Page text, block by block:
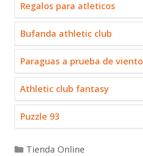
Regalos para atleticos
Bufanda athletic club
Paraguas a prueba de viento
Athletic club fantasy
Puzzle 93
Categorías
Tienda Online